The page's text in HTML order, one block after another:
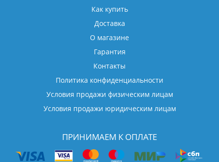
Как купить
Доставка
О магазине
Гарантия
Контакты
Политика конфиденциальности
Условия продажи физическим лицам
Условия продажи юридическим лицам
ПРИНИМАЕМ К ОПЛАТЕ